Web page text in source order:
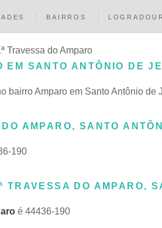
BAIRROS
Travessa do Amparo
EM SANTO ANTÔNIO DE
bairro Amparo em Santo Antônio de
AMPARO, SANTO
190
TRAVESSA DO AMPARO,
é 44436-190